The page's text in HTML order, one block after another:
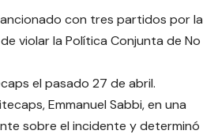
con tres partidos por la
violar la Política Conjunta de No
el pasado 27 de abril.
Emmanuel Sabbi, en una
sobre el incidente y determinó